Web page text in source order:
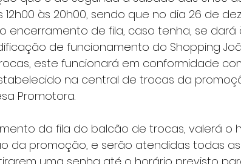
às 20h00, sendo que no dia 26 de
encerramento de fila, caso tenha, se dará
de funcionamento do Shopping
este funcionará em conformidade
na central de trocas da
Promotora.
da promoção, e serão atendidas todas